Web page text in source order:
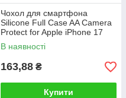
Чохол для смартфона
Silicone Full Case AA Camera
Protect for Apple iPhone 17
Pro Max 60,Taro Purple
В наявності
163,88 ₴
Купити